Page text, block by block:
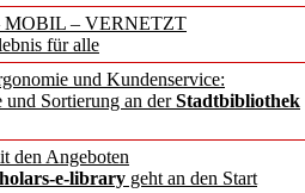
MOBIL – VERNETZT
für alle
und Kundenservice:
und Sortierung an derStadtbibliothek
den Angeboten
e-library geht an den Start
in
Institut neu
und